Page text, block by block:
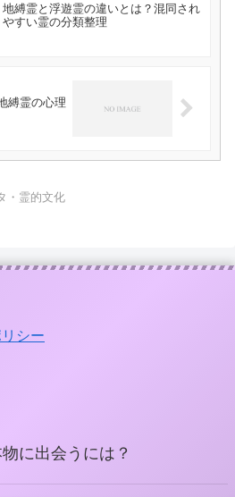
地縛霊と浮遊霊の違いとは？混同され
やすい霊の分類整理
縛霊の心理
・霊的文化
シー
に出会うには？